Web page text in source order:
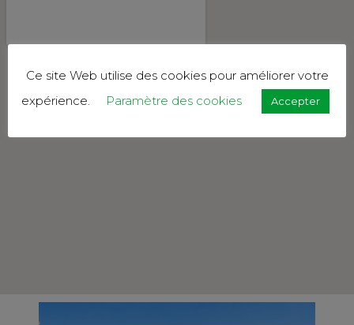
Ce site Web utilise des cookies pour améliorer votre
expérience.
Paramètre des cookies Accepter